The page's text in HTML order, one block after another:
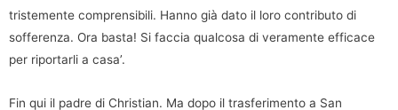
tristemente comprensibili. Hanno già dato il loro contributo di
sofferenza. Ora basta! Si faccia qualcosa di veramente efficace
per riportarli a casa’.
Fin qui il padre di Christian. Ma dopo il trasferimento a San